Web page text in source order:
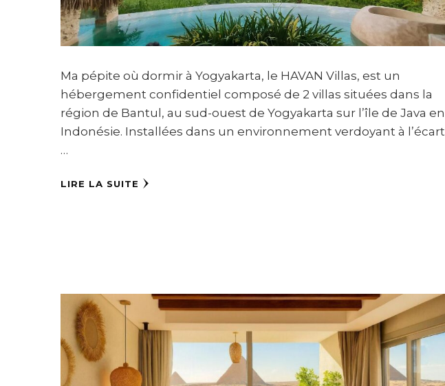
Ma pépite où dormir à Yogyakarta, le HAVAN Villas, est un
hébergement confidentiel composé de 2 villas situées dans la
région de Bantul, au sud-ouest de Yogyakarta sur l’île de Java en
Indonésie. Installées dans un environnement verdoyant à l’écart
…
LIRE LA SUITE